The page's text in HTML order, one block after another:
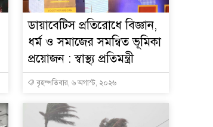
ডায়াবেটিস প্রতিরোধে বিজ্ঞান,
ধর্ম ও সমাজের সমন্বিত ভূমিকা
প্রয়োজন : স্বাস্থ্য প্রতিমন্ত্রী
বৃহস্পতিবার, ৬ অগাস্ট, ২০২৬